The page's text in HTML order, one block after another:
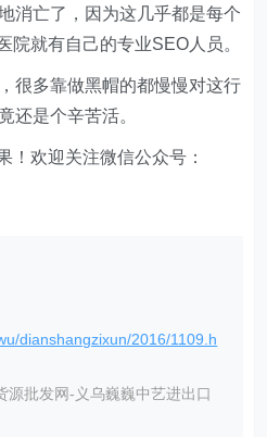
消亡了，因为这几乎都是每个
院就有自己的专业SEO人员。
很多靠做黑帽的都慢慢对这行
还是个辛苦活。
！欢迎关注微信公众号：
dianshangzixun/2016/1109.h
源批发网-义乌巍巍中艺进出口